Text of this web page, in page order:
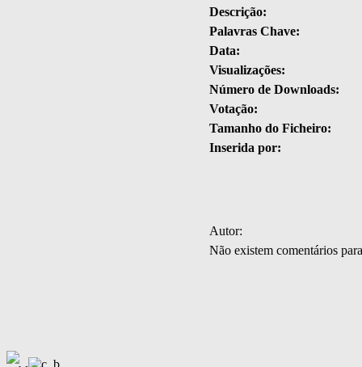
Descrição:
Palavras Chave:
Data:
Visualizações:
Número de Downloads:
Votação:
Tamanho do Ficheiro:
Inserida por:
Autor:
Não existem comentários